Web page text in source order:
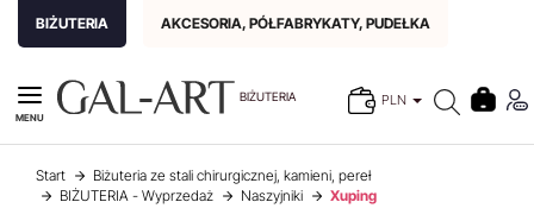
BIŻUTERIA AKCESORIA, PÓŁFABRYKATY, PUDEŁKA
BIŻUTERIA PLN
MENU
Start
Biżuteria ze stali chirurgicznej, kamieni, pereł
BIŻUTERIA - Wyprzedaż
Naszyjniki Xuping